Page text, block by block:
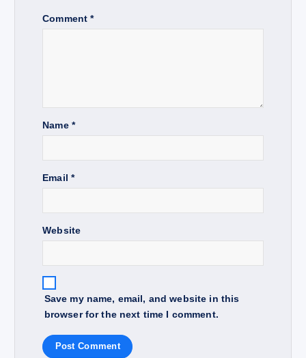
Comment*
Name *
Email *
Website
Save my name, email, and website in this
browser for the next time I comment.